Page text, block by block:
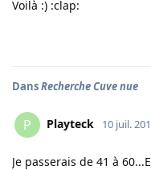
Voilà :) :clap:
DansRecherche Cuve nue
P Playteck 10 juil.
Je passerais de 41 à